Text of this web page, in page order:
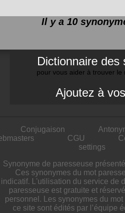
Il y a 10
Dictionnaire des
pour vous aider à trouver le
Ajoutez à
Conjugaison
CGU
settings
Synonyme de paresseuse
Ces synonymes du mot
indicatif. L'utilisation du service de
paresseuse est gratuite et
personnel. Les synonymes du
ce site sont édités par l’équipe